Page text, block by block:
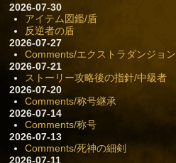
2026-07-30
アイテム図鑑/盾
反逆者の盾
2026-07-27
Comments/エクストラダンジョン
2026-07-21
ストーリー攻略後の指針/中級者
2026-07-20
Comments/称号継承
2026-07-14
Comments/称号
2026-07-13
Comments/死神の細剣
2026-07-11